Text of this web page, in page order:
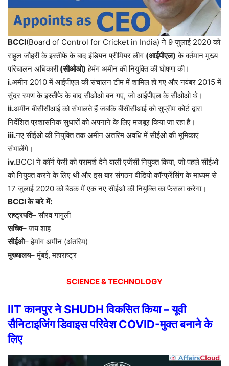
BCCI(Board of Control for Cricket in India) ने 9जुलाई 2020को
राहुल जौहरी के इस्तीफे के बाद इंडियन प्रीमियर लीग (आईपीएल) के वर्तमान मुख्य
परिचालन अधिकारी(सीओओ) हेमंग अमीन की नियुक्ति की घोषणा की।
i.अमीन 2010में आईपीएल की संचालन टीम में शामिल हो गए और नवंबर 2015में
सुंदर रमण के इस्तीफे के बाद सीओओ बन गए,जो आईपीएल के सीओओ थे।
ii.अमीन बीसीसीआई को संभालते हैं जबकि बीसीसीआई को सुप्रीम कोर्ट द्वारा
निर्देशित प्रशासनिक सुधारों को अपनाने के लिए मजबूर किया जा रहा है।
iii.नए सीईओ की नियुक्ति तक अमीन अंतरिम अवधि में सीईओ की भूमिकाएं
संभालेंगे।
iv.BCCIने कॉर्न फेरी को परामर्श देने वाली एजेंसी नियुक्त किया,जो पहले सीईओ
को नियुक्त करने के लिए थी और इस बार संगठन वीडियो कॉन्फ्रेंसिंग के माध्यम से
17जुलाई 2020को बैठक में एक नए सीईओ की नियुक्ति का फैसला करेगा।
BCCIके बारे में:
राष्ट्रपति–सौरव गांगुली
सचिव–जय शाह
सीईओ–हेमांग अमीन (अंतरिम)
मुख्यालय–मुंबई,महाराष्ट्र
SCIENCE & TECHNOLOGY
IITकानपुरनेSHUDHविकसितकिया–यूवी
सैनिटाइजिंगडिवाइसपरिवेशCOVID-मुक्तबनानेके
लिए